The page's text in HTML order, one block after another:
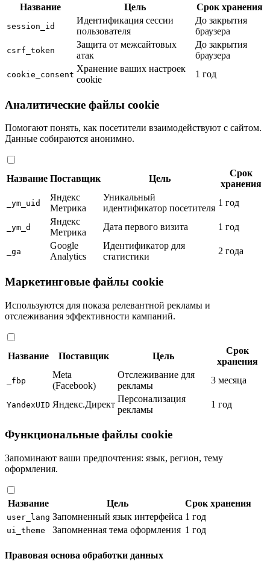
Название
Цель Срок хранения
session_id
Идентификация сессии
пользователя
До закрытия
браузера
csrf_token
Защита от межсайтовых
атак
До закрытия
браузера
cookie_consent
Хранение ваших настроек
cookie
1 год
Аналитические файлы cookie
Помогают понять, как посетители взаимодействуют с сайтом.
Данные собираются анонимно.
Название Поставщик Цель
Срок
хранения
_ym_uid
Яндекс
Метрика
Уникальный
идентификатор посетителя
1 год
_ym_d
Яндекс
Метрика
Дата первого визита 1 год
_ga
Google
Analytics
Идентификатор для
статистики
2 года
Маркетинговые файлы cookie
Используются для показа релевантной рекламы и
отслеживания эффективности кампаний.
Название Поставщик Цель
Срок
хранения
_fbp
Meta
(Facebook)
Отслеживание для
рекламы
3 месяца
YandexUID Яндекс.Директ
Персонализация
рекламы
1 год
Функциональные файлы cookie
Запоминают ваши предпочтения: язык, регион, тему
оформления.
Название Цель Срок хранения
user_lang Запомненный язык интерфейса 1 год
ui_theme Запомненная тема оформления 1 год
Правовая основа обработки данных